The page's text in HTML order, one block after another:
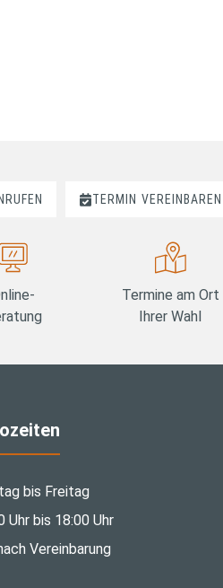
TERMIN VEREINBAREN
Termine am Ort
Ihrer Wahl
bis Freitag
Uhr bis 18:00 Uhr
Vereinbarung